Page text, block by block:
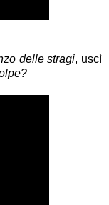
delle stragi, uscì